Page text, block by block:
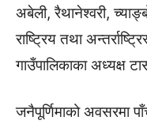
अबेली, रैथानेश्वरी,
राष्ट्रिय तथा
गाउँपालिकाका अध्यक्ष
जनैपूर्णिमाको अवसरमा